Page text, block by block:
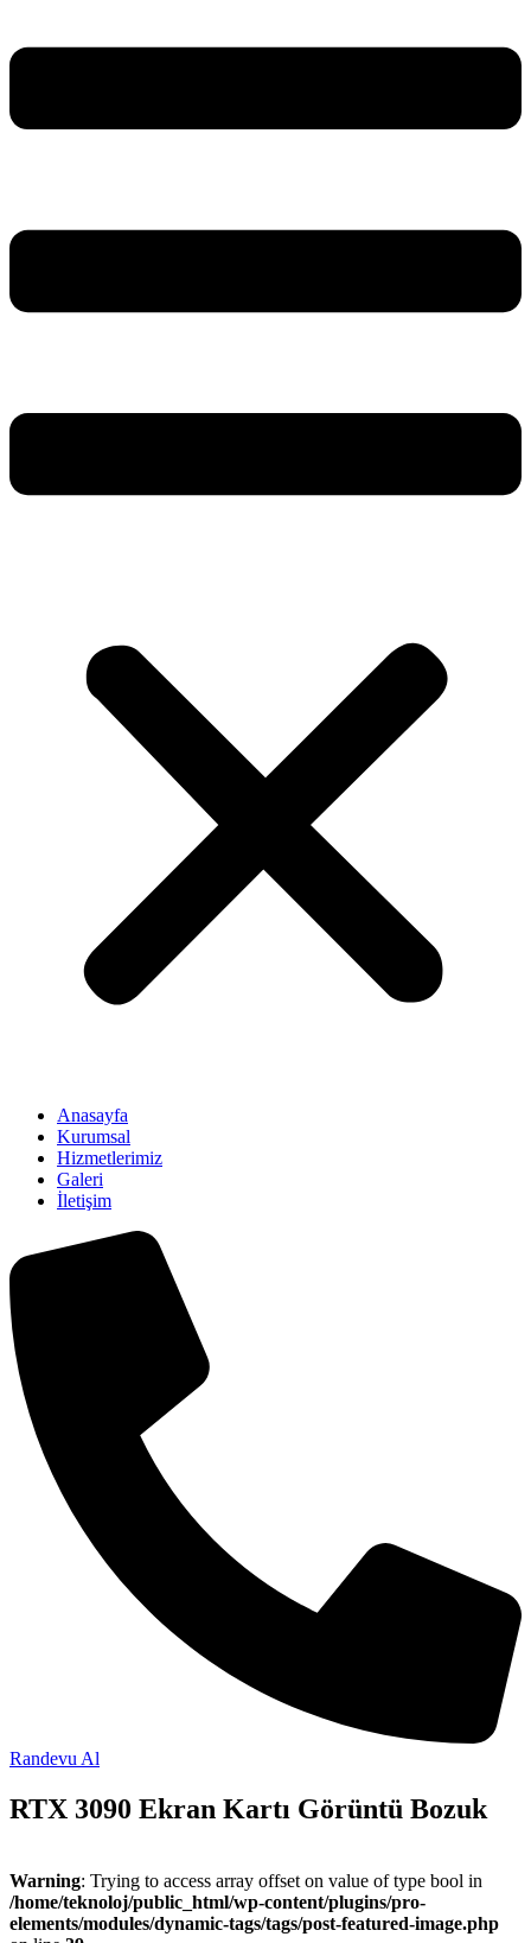
Anasayfa
Kurumsal
Hizmetlerimiz
Galeri
İletişim
Randevu Al
RTX 3090 Ekran Kartı Görüntü Bozuk
Warning: Trying to access array offset on value of type bool in
/home/teknoloj/public_html/wp-content/plugins/pro-
elements/modules/dynamic-tags/tags/post-featured-image.php